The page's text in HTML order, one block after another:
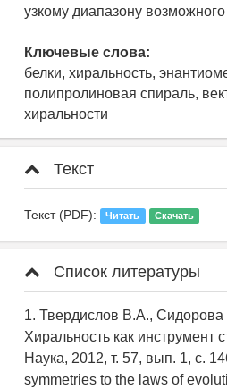
узкому диапазону
Ключевые слова:
белки, хиральность,
полипролиновая спираль,
хиральности
Текст
Текст (PDF): Читать Скачать
Список литературы
1. Твердислов В.А.,
Хиральность как
Наука, 2012, т. 57, вып. 1, c.
symmetries to the laws of